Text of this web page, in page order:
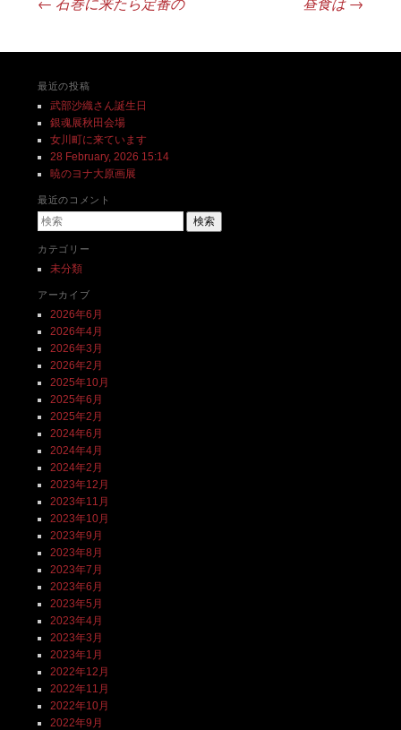
投稿ナビゲーション
最近の投稿
武部沙織さん誕生日
銀魂展秋田会場
女川町に来ています
28 February, 2026 15:14
暁のヨナ大原画展
最近のコメント
検索
カテゴリー
未分類
アーカイブ
2026年6月
2026年4月
2026年3月
2026年2月
2025年10月
2025年6月
2025年2月
2024年6月
2024年4月
2024年2月
2023年12月
2023年11月
2023年10月
2023年9月
2023年8月
2023年7月
2023年6月
2023年5月
2023年4月
2023年3月
2023年1月
2022年12月
2022年11月
2022年10月
2022年9月